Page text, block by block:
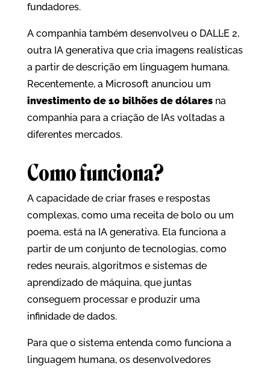
fundadores.
A companhia também desenvolveu o DALL·E 2,
outra IA generativa que cria imagens realísticas
a partir de descrição em linguagem humana.
Recentemente, a Microsoft anunciou um
investimento de 10 bilhões de dólares na
companhia para a criação de IAs voltadas a
diferentes mercados.
Como funciona?
A capacidade de criar frases e respostas
complexas, como uma receita de bolo ou um
poema, está na IA generativa. Ela funciona a
partir de um conjunto de tecnologias, como
redes neurais, algoritmos e sistemas de
aprendizado de máquina, que juntas
conseguem processar e produzir uma
infinidade de dados.
Para que o sistema entenda como funciona a
linguagem humana, os desenvolvedores